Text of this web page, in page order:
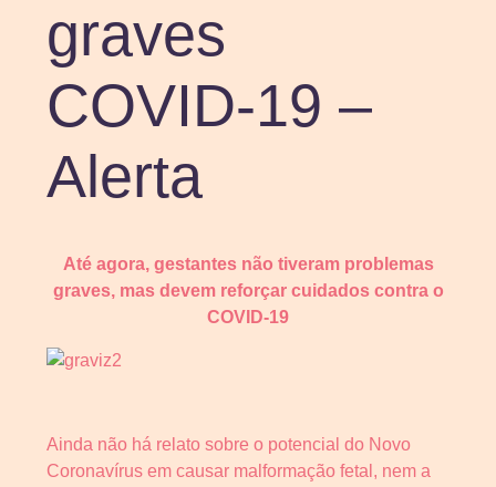
graves
COVID-19 –
Alerta
Até agora, gestantes não tiveram problemas
graves, mas devem reforçar cuidados contra o
COVID-19
Ainda não há relato sobre o potencial do Novo
Coronavírus em causar malformação fetal, nem a